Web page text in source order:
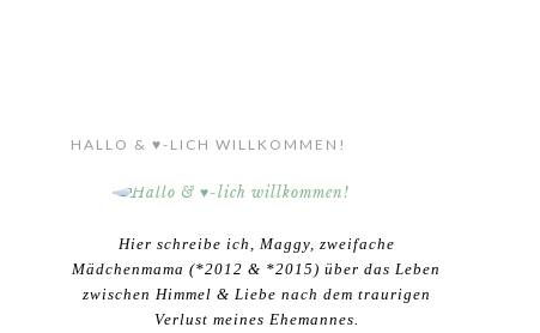
HALLO & ♥-LICH WILLKOMMEN!
Hier schreibe ich, Maggy, zweifache
Mädchenmama (*2012 & *2015) über das Leben
zwischen Himmel & Liebe nach dem traurigen
Verlust meines Ehemannes.